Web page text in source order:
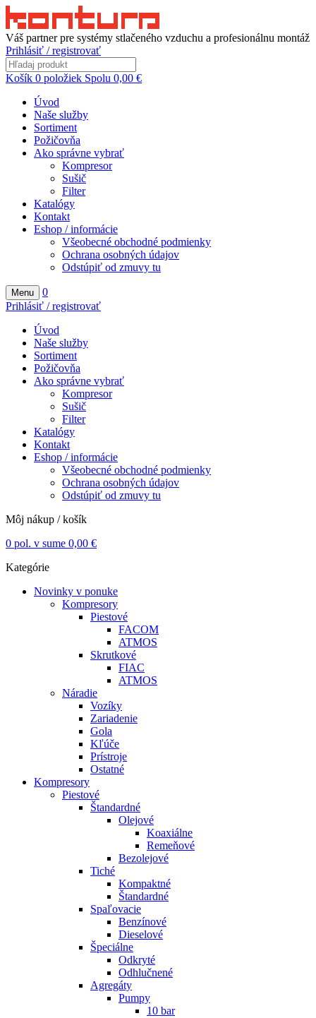
Váš partner pre systémy stlačeného vzduchu a profesionálnu montáž
Prihlásiť / registrovať
Košík 0 položiek Spolu 0,00 €
Úvod
Naše služby
Sortiment
Požičovňa
Ako správne vybrať
Kompresor
Sušič
Filter
Katalógy
Kontakt
Eshop / informácie
Všeobecné obchodné podmienky
Ochrana osobných údajov
Odstúpiť od zmuvy tu
Menu
0
Prihlásiť / registrovať
Úvod
Naše služby
Sortiment
Požičovňa
Ako správne vybrať
Kompresor
Sušič
Filter
Katalógy
Kontakt
Eshop / informácie
Všeobecné obchodné podmienky
Ochrana osobných údajov
Odstúpiť od zmuvy tu
Môj nákup / košík
0 pol. v sume 0,00 €
Kategórie
Novinky v ponuke
Kompresory
Piestové
FACOM
ATMOS
Skrutkové
FIAC
ATMOS
Náradie
Vozíky
Zariadenie
Gola
Kľúče
Prístroje
Ostatné
Kompresory
Piestové
Štandardné
Olejové
Koaxiálne
Remeňové
Bezolejové
Tiché
Kompaktné
Štandardné
Spaľovacie
Benzínové
Dieselové
Špeciálne
Odkryté
Odhlučnené
Agregáty
Pumpy
10 bar